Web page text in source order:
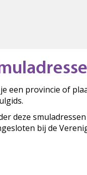
een provincie of
deze
bij de